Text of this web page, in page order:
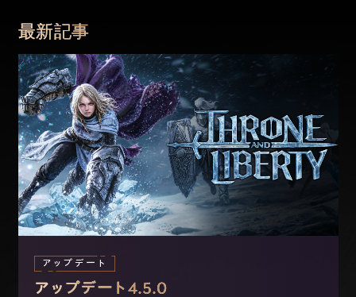
最新記事
アップデート
アップデート4.5.0